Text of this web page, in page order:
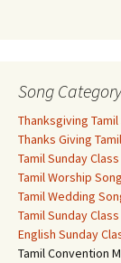
Song Category
Thanksgiving
Thanks Giving
Tamil Sunday
Tamil Worship
Tamil Wedding
Tamil Sunday
English Sunday
Tamil Convention